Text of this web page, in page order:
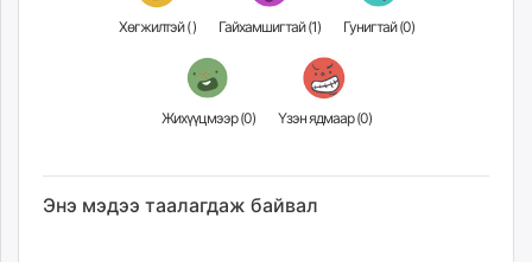
Хөгжилтэй () Гайхамшигтай (1) Гунигтай (0)
Жихүүцмээр (0) Үзэн ядмаар (0)
Энэ мэдээ таалагдаж байвал